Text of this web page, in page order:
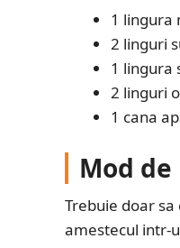
1 lingura
2 linguri
1 lingura
2 linguri
1 cana
Mod
Trebuie doar
amestecul intr-